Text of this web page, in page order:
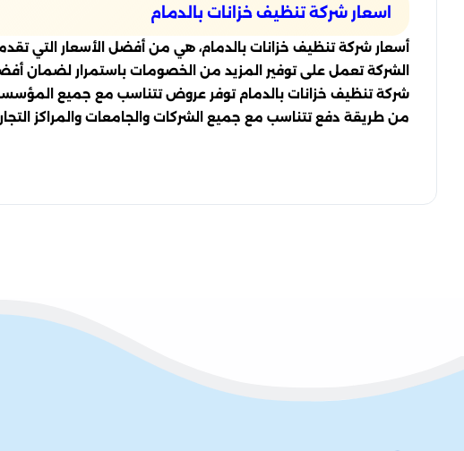
اسعار شركة تنظيف خزانات بالدمام
أسعار شركة تنظيف خزانات بالدمام، هي من أفضل الأسعار التي
الشركة تعمل على توفير المزيد من الخصومات باستمرار لضمان
شركة تنظيف خزانات بالدمام توفر عروض تتناسب مع جميع
من طريقة دفع تتناسب مع جميع الشركات والجامعات والمراكز